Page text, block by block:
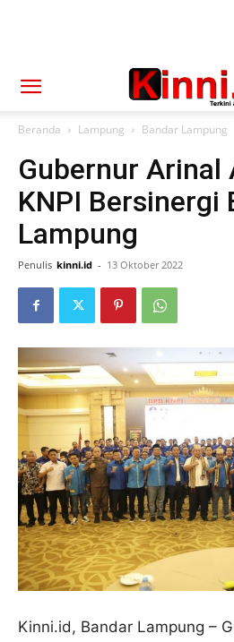
Beranda Lampung Bandar Lampung
Gubernur Arinal
KNPI Bersinergi
Lampung
Penulis kinni.id - 13 Oktober 2022
Kinni.id, Bandar Lampung –